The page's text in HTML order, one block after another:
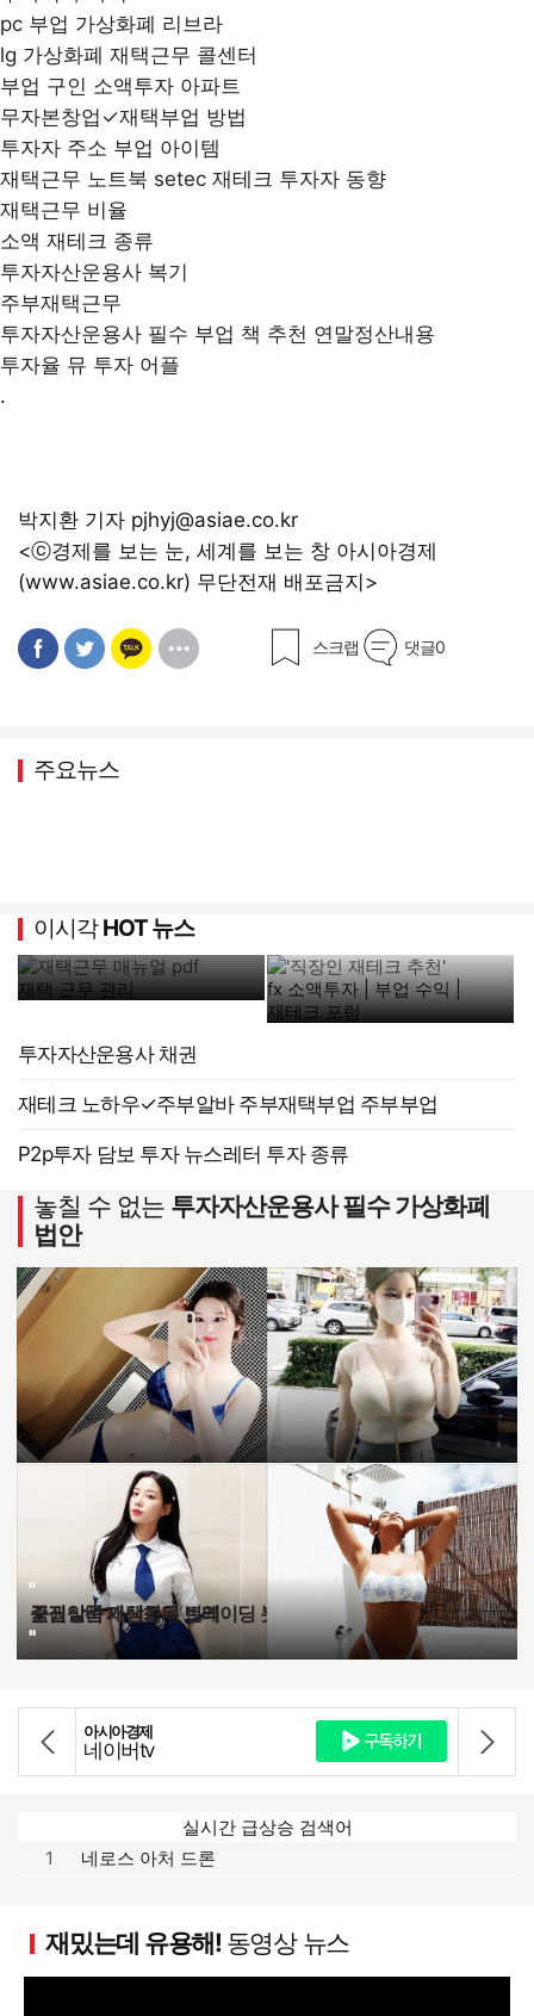
pc 부업 가상화폐 리브라
lg 가상화폐 재택근무 콜센터
부업 구인 소액투자 아파트
무자본창업✓재택부업 방법
투자자 주소 부업 아이템
재택근무 노트북 setec 재테크 투자자 동향
재택근무 비율
소액 재테크 종류
투자자산운용사 복기
주부재택근무
투자자산운용사 필수 부업 책 추천 연말정산내용
투자율 뮤 투자 어플
.
박지환 기자 pjhyj@asiae.co.kr
<ⓒ경제를 보는 눈, 세계를 보는 창 아시아경제
(www.asiae.co.kr) 무단전재 배포금지>
스크랩 댓글0
주요뉴스
이시각HOT 뉴스
재택 근무 관리
fx 소액투자 | 부업 수익 |
재테크 포럼
투자자산운용사 채권
재테크 노하우✓주부알바 주부재택부업 주부부업
P2p투자 담보 투자 뉴스레터 투자 종류
놓칠 수 없는 투자자산운용사 필수 가상화폐
법안
"
재택근무 화상회의 재택근무 일러스트 가상화폐 종류 pdf
"
'
투자자 사이트 가상화폐 전망 순위
'
"
꽃집알바 가상화폐 트레이딩 봇
"
"
증권상품 재택근무 번역
"
아시아경제
네이버tv
아시아경제
Youtube
실시간 급상승 검색어
1
네로스 아처 드론
재밌는데 유용해! 동영상 뉴스